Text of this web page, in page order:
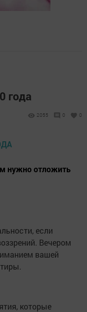
года
2055 0 0
нужно отложить
если
Вечером
вашей
которые